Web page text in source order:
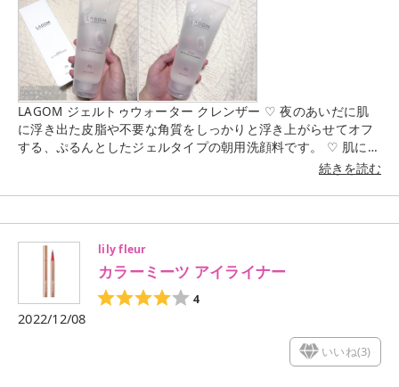
LAGOM ジェルトゥウォーター クレンザー ♡ 夜のあいだに肌
に浮き出た皮脂や不要な角質をしっかりと浮き上がらせてオフ
する、ぷるんとしたジェルタイプの朝用洗顔料です。 ♡ 肌に伸
ばすと軽い感触とともに水のようなテクスチャーに変化し、す
した成分「アクアリシア(AQUALICIA)*」配合で、洗顔後の肌も
でさっと洗えるし 余分な汚れは取ってくれてるのに乾燥を感じ
ないのでgood🫶🏻 おすすめの朝洗顔です☺︎ #LAGOMジェルト
ゥウォータークレンザー#ラゴム#洗顔#スキンケア#朝洗顔#韓
国スキンケア#韓国コスメ #MyBestCosme
続きを読む
lily fleur
カラーミーツ アイライナー
4
2022/12/08
いいね(3)